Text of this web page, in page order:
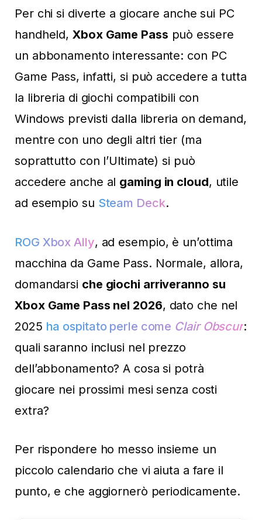
Per chi si diverte a giocare anche sui PC
handheld,Xbox Game Pass può essere
un abbonamento interessante: con PC
Game Pass, infatti, si può accedere a tutta
la libreria di giochi compatibili con
Windows previsti dalla libreria on demand,
mentre con uno degli altri tier (ma
soprattutto con l’Ultimate) si può
accedere anche al gaming in cloud, utile
ad esempio su Steam Deck.
ROG Xbox Ally, ad esempio, è un’ottima
macchina da Game Pass. Normale, allora,
domandarsi che giochi arriveranno su
Xbox Game Pass nel 2026, dato che nel
2025 ha ospitato perle come Clair Obscur:
quali saranno inclusi nel prezzo
dell’abbonamento? A cosa si potrà
giocare nei prossimi mesi senza costi
extra?
Per rispondere ho messo insieme un
piccolo calendario che vi aiuta a fare il
punto, e che aggiornerò periodicamente.